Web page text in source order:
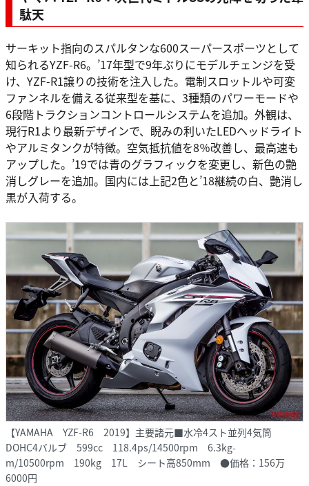
駄天
サーキット指向のスパルタンな600スーパースポーツとして
知られるYZF-R6。’17年型で9年ぶりにモデルチェンジを受
け、YZF-R1譲りの技術を注入した。電制スロットルや可変
ファンネルを備える従来型を基に、3種類のパワーモードや
6段階トラクションコントロールシステムを追加。外観は、
現行R1より最新デザインで、睨みの利いたLEDヘッドライト
やアルミタンクが特徴。空気抵抗値を8％改善し、最高速も
アップした。’19では青のグラフィックを変更し、新色の艶
消しグレーを追加。国内には上記2色と’18継続の白、艶消し
黒が入荷する。
【YAMAHA YZF-R6 2019】主要諸元■水冷4スト並列4気筒
DOHC4バルブ 599cc 118.4ps/14500rpm 6.3kg-
m/10500rpm 190kg 17L シート高850mm ●価格：156万
6000円